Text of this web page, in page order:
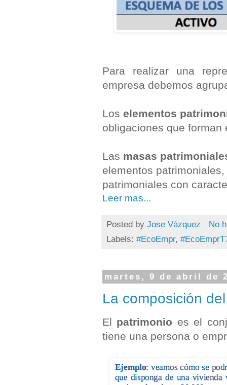
Para realizar una
empresa debemos
Los elementos
obligaciones que forman
Las masas
elementos
patrimoniales con
Leer mas...
Posted by Jose Vázquez
No
Labels: #EcoEmpr,
martes, 9 de abril de
La composición
El patrimonio es el
tiene una persona o